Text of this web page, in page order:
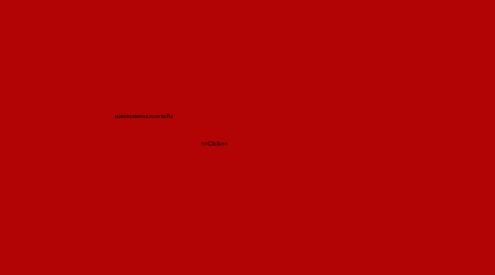
ผลงานออกแบบภายใน
>>Click<<